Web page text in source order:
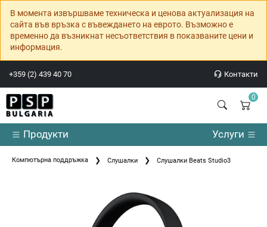
В момента извършваме техническа и ценова актуализация на
сайта във връзка с въвеждането на еврото. Възможно е
временно да възникнат несъответствия в показваните цени и
информация.
+359 (2) 439 40 70 Контакти
0
Продукти Услуги
Компютърна поддръжка Слушалки Слушалки Beats Studio3